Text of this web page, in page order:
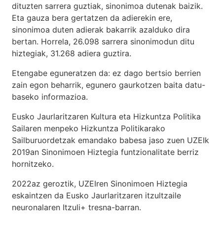
dituzten sarrera guztiak, sinonimoa dutenak baizik.
Eta gauza bera gertatzen da adierekin ere,
sinonimoa duten adierak bakarrik azalduko dira
bertan. Horrela, 26.098 sarrera sinonimodun ditu
hiztegiak, 31.268 adiera guztira.
Etengabe eguneratzen da: ez dago bertsio berrien
zain egon beharrik, egunero gaurkotzen baita datu-
baseko informazioa.
Eusko Jaurlaritzaren Kultura eta Hizkuntza Politika
Sailaren menpeko Hizkuntza Politikarako
Sailburuordetzak emandako babesa jaso zuen UZEIk
2019an Sinonimoen Hiztegia funtzionalitate berriz
hornitzeko.
2022az geroztik, UZEIren Sinonimoen Hiztegia
eskaintzen da Eusko Jaurlaritzaren itzultzaile
neuronalaren Itzuli+ tresna-barran.